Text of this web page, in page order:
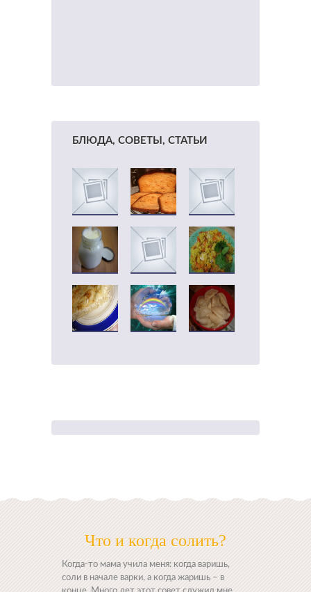
БЛЮДА, СОВЕТЫ, СТАТЬИ
Что и когда солить?
Когда-то мама учила меня: когда варишь,
соли в начале варки, а когда жаришь – в